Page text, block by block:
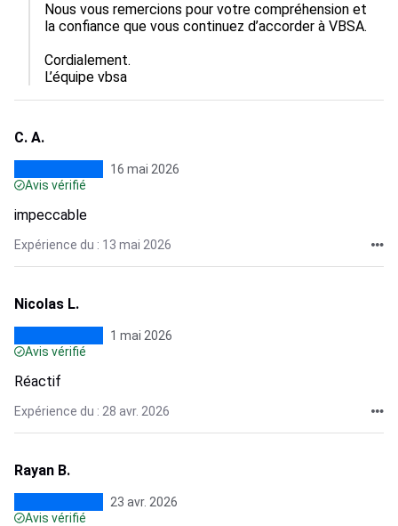
Nous vous remercions pour votre compréhension et
la confiance que vous continuez d’accorder à VBSA.
Cordialement.
L’équipe vbsa
C. A.
16 mai 2026
Avis vérifié
impeccable
Expérience du : 13 mai 2026
Nicolas L.
1 mai 2026
Avis vérifié
Réactif
Expérience du : 28 avr. 2026
Rayan B.
23 avr. 2026
Avis vérifié